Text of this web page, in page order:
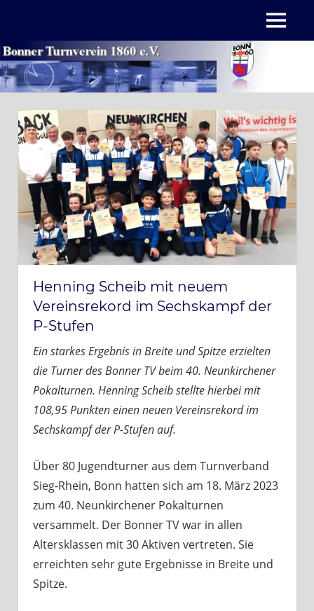
springen
MENÜ
Henning Scheib mit neuem
Vereinsrekord im Sechskampf der
P-Stufen
Ein starkes Ergebnis in Breite und Spitze erzielten
die Turner des Bonner TV beim 40. Neunkirchener
Pokalturnen. Henning Scheib stellte hierbei mit
108,95 Punkten einen neuen Vereinsrekord im
Sechskampf der P-Stufen auf.
Über 80 Jugendturner aus dem Turnverband
Sieg-Rhein, Bonn hatten sich am 18. März 2023
zum 40. Neunkirchener Pokalturnen
versammelt. Der Bonner TV war in allen
Altersklassen mit 30 Aktiven vertreten. Sie
erreichten sehr gute Ergebnisse in Breite und
Spitze.